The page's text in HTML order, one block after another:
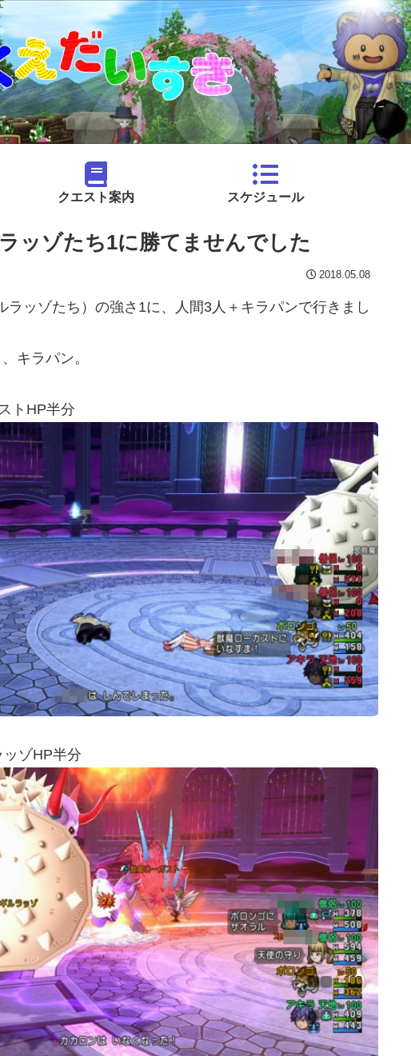
クエスト案内 スケジュール
ッゾたち1に勝てませんでした
2018.05.08
ラッゾたち）の強さ1に、人間3人＋キラパンで行きまし
キラパン。
トHP半分
ゾHP半分